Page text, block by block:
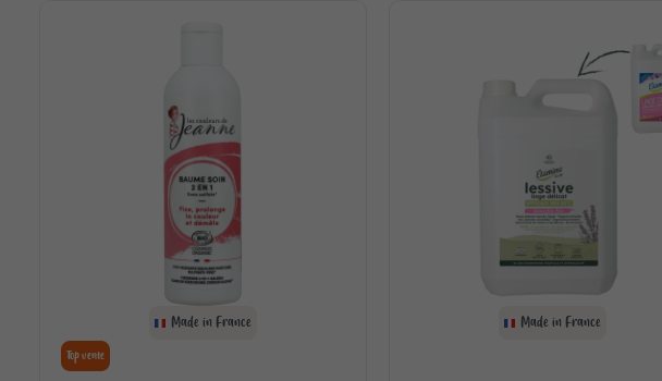
Made in France
Top vente
Made in France